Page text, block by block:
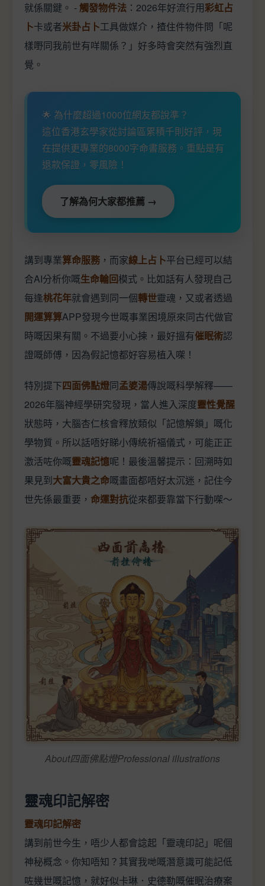
就係關鍵。 -觸發物件法 ：2026年好流行用彩虹占
卜卡或者米卦占卜工具做媒介，揸住件物件問「呢
樣嘢同我前世有咩關係？」好多時會突然有強烈直
覺。
🌟 為什麼超過1000位網友都說準？
這位香港玄學家從討論區累積千則好評，現
在提供更專業的8000字命書服務。重點是有
退款保證，零風險！
了解為何大家都推薦 →
講到專業算命服務 ，而家線上占卜平台已經可以結
合AI分析你嘅生命輪回模式。比如話有人發現自己
每逢桃花年就會遇到同一個轉世靈魂，又或者透過
開運算算APP發現今世嘅事業困境原來同古代做官
時嘅因果有關。不過要小心揀，最好搵有催眠術認
證嘅師傅，因為假記憶都好容易植入㗎！
特別提下四面佛點燈同孟婆湯傳說嘅科學解釋——
2026年腦神經學研究發現，當人進入深度靈性覺醒
狀態時，大腦杏仁核會釋放類似「記憶解鎖」嘅化
學物質。所以話唔好睇小傳統祈福儀式，可能正正
激活咗你嘅靈魂記憶呢！最後溫馨提示：回溯時如
果見到大富大貴之命嘅畫面都唔好太沉迷，記住今
世先係最重要， 命運對抗從來都要靠當下行動㗎～
About四面佛點燈Professional illustrations
靈魂印記解密
靈魂印記解密
講到前世今生，唔少人都會諗起「靈魂印記」呢個
神秘概念。你知唔知？其實我哋嘅潛意識可能記低
咗幾世嘅記憶，就好似卡琳．史德勒嘅催眠治療案